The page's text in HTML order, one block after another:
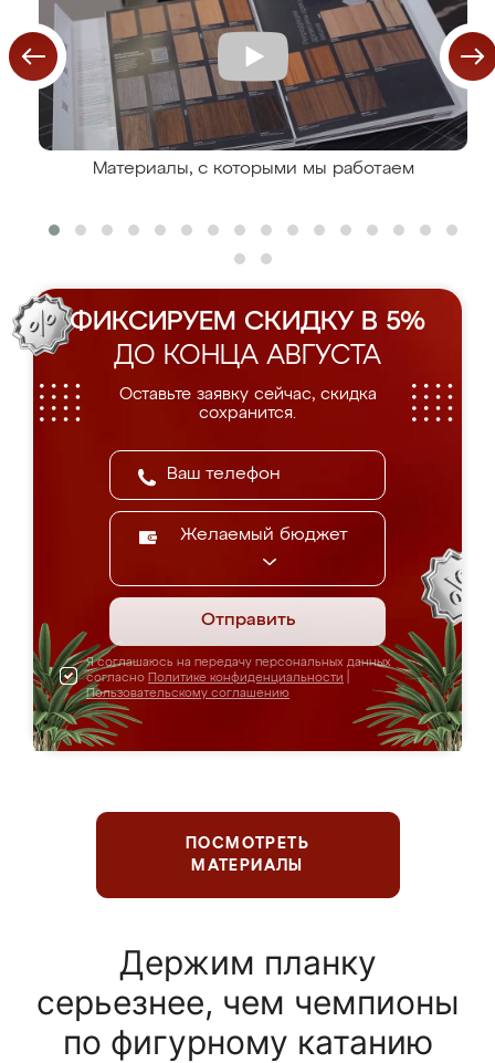
Материалы, с которыми мы работаем
ФИКСИРУЕМ СКИДКУ В 5%
ДО КОНЦА АВГУСТА
Оставьте заявку сейчас, скидка
сохранится.
Желаемый бюджет
Отправить
Я соглашаюсь на передачу персональных данных
согласно Политике конфиденциальности
Пользовательскому соглашению
ПОСМОТРЕТЬ
МАТЕРИАЛЫ
Держим планку
серьезнее, чем чемпионы
по фигурному катанию